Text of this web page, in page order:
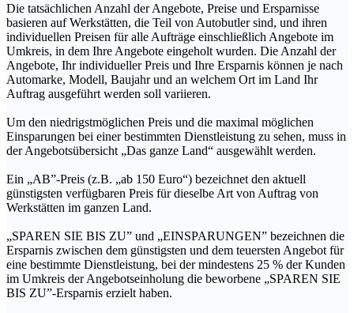
Die tatsächlichen Anzahl der Angebote, Preise und Ersparnisse
basieren auf Werkstätten, die Teil von Autobutler sind, und ihren
individuellen Preisen für alle Aufträge einschließlich Angebote im
Umkreis, in dem Ihre Angebote eingeholt wurden. Die Anzahl der
Angebote, Ihr individueller Preis und Ihre Ersparnis können je nach
Automarke, Modell, Baujahr und an welchem Ort im Land Ihr
Auftrag ausgeführt werden soll variieren.
Um den niedrigstmöglichen Preis und die maximal möglichen
Einsparungen bei einer bestimmten Dienstleistung zu sehen, muss in
der Angebotsübersicht „Das ganze Land“ ausgewählt werden.
Ein „AB”-Preis (z.B. „ab 150 Euro“) bezeichnet den aktuell
günstigsten verfügbaren Preis für dieselbe Art von Auftrag von
Werkstätten im ganzen Land.
„SPAREN SIE BIS ZU” und „EINSPARUNGEN” bezeichnen die
Ersparnis zwischen dem günstigsten und dem teuersten Angebot für
eine bestimmte Dienstleistung, bei der mindestens 25 % der Kunden
im Umkreis der Angebotseinholung die beworbene „SPAREN SIE
BIS ZU”-Ersparnis erzielt haben.